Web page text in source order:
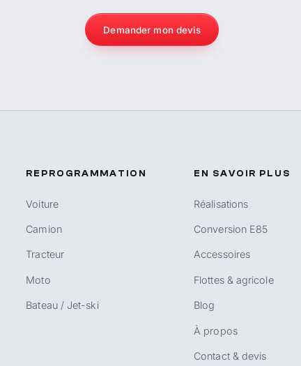
Demander mon devis
REPROGRAMMATION
Voiture
Camion
Tracteur
Moto
Bateau / Jet-ski
EN SAVOIR PLUS
Réalisations
Conversion E85
Accessoires
Flottes & agricole
Blog
À propos
Contact & devis